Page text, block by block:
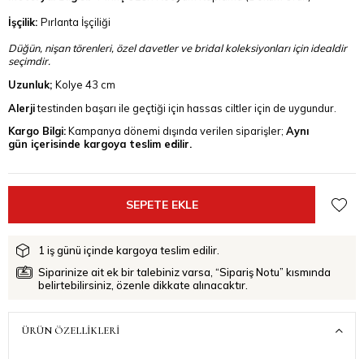
İşçilik: Pırlanta İşçiliği
Düğün, nişan törenleri, özel davetler ve bridal koleksiyonları için idealdir
seçimdir.
Uzunluk; Kolye 43 cm
Alerjitestinden başarı ile geçtiği için hassas ciltler için de uygundur.
Kargo Bilgi:Kampanya dönemi dışında verilen siparişler; Aynı
gün içerisinde kargoya teslim edilir.
1 iş günü içinde kargoya teslim edilir.
Siparinize ait ek bir talebiniz varsa, “Sipariş Notu” kısmında
belirtebilirsiniz, özenle dikkate alınacaktır.
ÜRÜN ÖZELLIKLERI